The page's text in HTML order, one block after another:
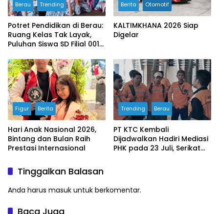
Berau Trending
Potret Pendidikan di Berau:
Ruang Kelas Tak Layak,
Puluhan Siswa SD Filial 001
Bangunan Darurat
Berita Otomotif
KALTIMKHANA 2026 Siap
Digelar
Figur Berita
Hari Anak Nasional 2026,
Bintang dan Bulan Raih
Prestasi Internasional
Trending Berau
PT KTC Kembali
Dijadwalkan Hadiri Mediasi
PHK pada 23 Juli, Serikat
Tinggalkan Balasan
Anda harus masuk untuk berkomentar.
Baca Juga